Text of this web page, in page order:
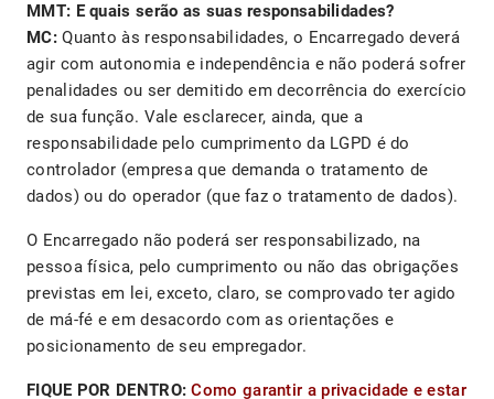
MMT: E quais serão as suas responsabilidades?
MC:Quanto às responsabilidades, o Encarregado deverá
agir com autonomia e independência e não poderá sofrer
penalidades ou ser demitido em decorrência do exercício
de sua função. Vale esclarecer, ainda, que a
responsabilidade pelo cumprimento da LGPD é do
controlador (empresa que demanda o tratamento de
dados) ou do operador (que faz o tratamento de dados).
O Encarregado não poderá ser responsabilizado, na
pessoa física, pelo cumprimento ou não das obrigações
previstas em lei, exceto, claro, se comprovado ter agido
de má-fé e em desacordo com as orientações e
posicionamento de seu empregador.
FIQUE POR DENTRO:Como garantir a privacidade e estar